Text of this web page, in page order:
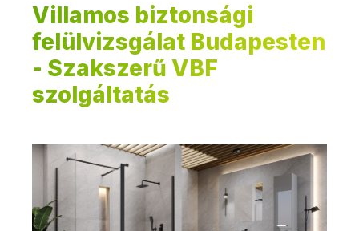
Villamos biztonsági
felülvizsgálat Budapesten
- Szakszerű VBF
szolgáltatás